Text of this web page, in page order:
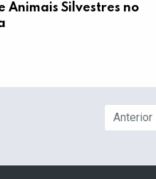
Animais Silvestres no
Anterior